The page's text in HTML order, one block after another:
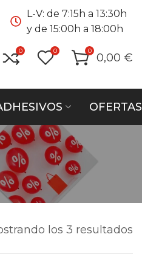
L-V: de 7:15h a 13:30h
y de 15:00h a 18:00h
0 0 0
0,00 €
OFERTAS
los 3 resultados